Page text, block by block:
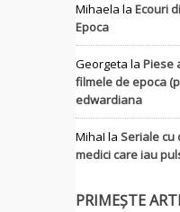
Mihaela la Ecouri
Epoca
Georgeta la Piese
filmele de epoca
edwardiana
MihaI la Seriale cu
medici care iau
PRIMEȘTE